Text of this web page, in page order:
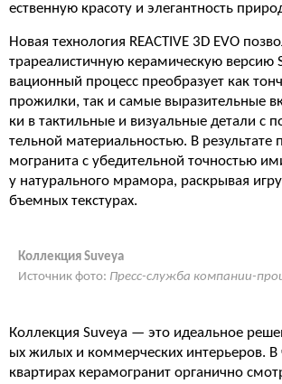
ественную красоту и элегантность
Новая технология REACTIVE 3D EVO
трареалистичную керамическую версию
вационный процесс преобразует как
прожилки, так и самые выразительные
ки в тактильные и визуальные детали с
тельной материальностью. В результате
могранита с убедительной точностью
у натурального мрамора, раскрывая
бъемных текстурах.
Коллекция Suveya
Источник фото: Пресс-служба компании-
Коллекция Suveya — это идеальное
ых жилых и коммерческих интерьеров. В
квартирах керамогранит органично